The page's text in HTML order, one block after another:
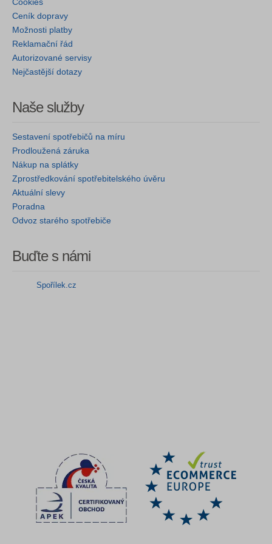
Ceník dopravy
Možnosti platby
Reklamační řád
Autorizované servisy
Nejčastější dotazy
Naše služby
Sestavení spotřebičů na míru
Prodloužená záruka
Nákup na splátky
Zprostředkování spotřebitelského úvěru
Aktuální slevy
Poradna
Odvoz starého spotřebiče
Buďte s námi
Spořílek.cz